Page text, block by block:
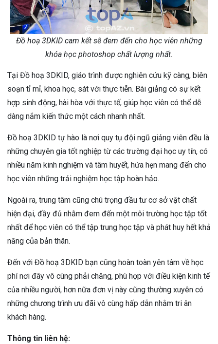
Đồ hoạ 3DKID cam kết sẽ đem đến cho học viên những
khóa học photoshop chất lượng nhất.
Tại Đồ hoạ 3DKID, giáo trình được nghiên cứu kỹ càng, biên
soạn tỉ mỉ, khoa học, sát với thực tiễn. Bài giảng có sự kết
hợp sinh động, hài hòa với thực tế, giúp học viên có thể dễ
dàng nắm kiến thức một cách nhanh nhất.
Đồ hoạ 3DKID tự hào là nơi quy tụ đội ngũ giảng viên đều là
những chuyên gia tốt nghiệp từ các trường đại học uy tín, có
nhiều năm kinh nghiệm và tâm huyết, hứa hẹn mang đến cho
học viên những trải nghiệm học tập hoàn hảo.
Ngoài ra, trung tâm cũng chú trọng đầu tư cơ sở vật chất
hiện đại, đầy đủ nhằm đem đến một môi trường học tập tốt
nhất để học viên có thể tập trung học tập và phát huy hết khả
năng của bản thân.
Đến với Đồ hoạ 3DKID bạn cũng hoàn toàn yên tâm về học
phí nơi đây vô cùng phải chăng, phù hợp với điều kiện kinh tế
của nhiều người, hơn nữa đơn vị này cũng thường xuyên có
những chương trình ưu đãi vô cùng hấp dẫn nhằm tri ân
khách hàng.
Thông tin liên hệ: